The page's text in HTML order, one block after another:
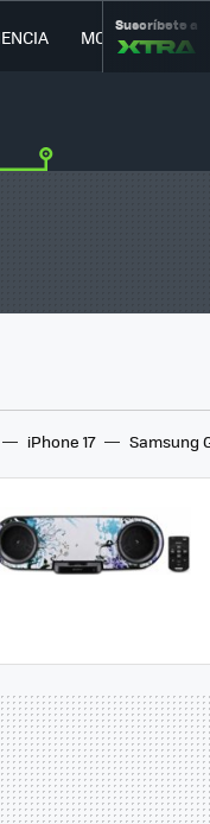
MOVILIDAD
Suscríbete a
iPhone 17 Samsung